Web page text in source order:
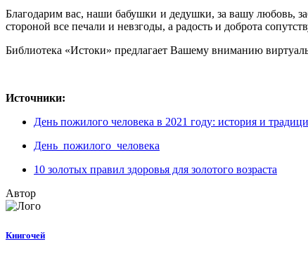
Благодарим вас, наши бабушки и дедушки, за вашу любовь,
стороной все печали и невзгоды, а радость и доброта
Библиотека «Истоки» предлагает Вашему вниманию
Источники:
День пожилого человека в 2021 году: история и
День пожилого человека
10 золотых правил здоровья для золотого возраста
Автор
Книгочей